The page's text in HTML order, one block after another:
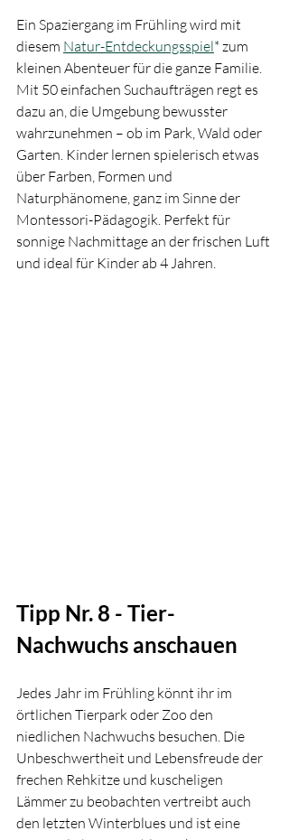
Ein Spaziergang im Frühling wird mit
diesem Natur-Entdeckungsspiel* zum
kleinen Abenteuer für die ganze Familie.
Mit 50 einfachen Suchaufträgen regt es
dazu an, die Umgebung bewusster
wahrzunehmen – ob im Park, Wald oder
Garten. Kinder lernen spielerisch etwas
über Farben, Formen und
Naturphänomene, ganz im Sinne der
Montessori-Pädagogik. Perfekt für
sonnige Nachmittage an der frischen Luft
und ideal für Kinder ab 4 Jahren.
Tipp Nr. 8 - Tier-
Nachwuchs anschauen
Jedes Jahr im Frühling könnt ihr im
örtlichen Tierpark oder Zoo den
niedlichen Nachwuchs besuchen. Die
Unbeschwertheit und Lebensfreude der
frechen Rehkitze und kuscheligen
Lämmer zu beobachten vertreibt auch
den letzten Winterblues und ist eine